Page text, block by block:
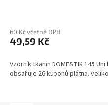
60 Kč včetně DPH
49,59 Kč
Vzorník tkanin DOMESTIK 145
obsahuje 26 kuponů plátna.